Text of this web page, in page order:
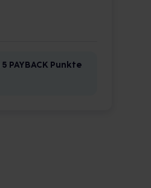
5 PAYBACK Punkte